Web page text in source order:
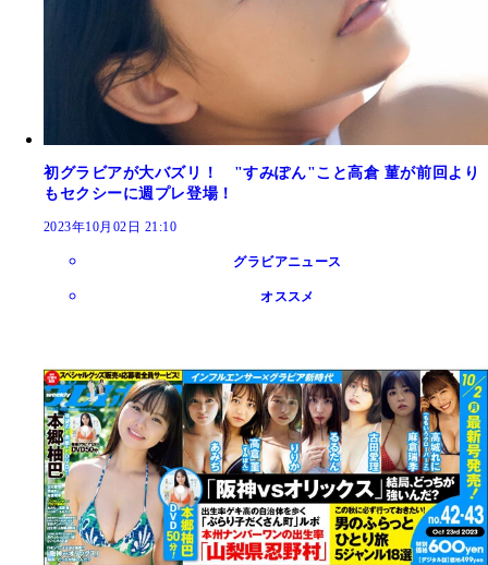
初グラビアが大バズリ！ "すみぽん"こと高倉 菫が前回より
もセクシーに週プレ登場！
2023年10月02日 21:10
グラビアニュース
オススメ